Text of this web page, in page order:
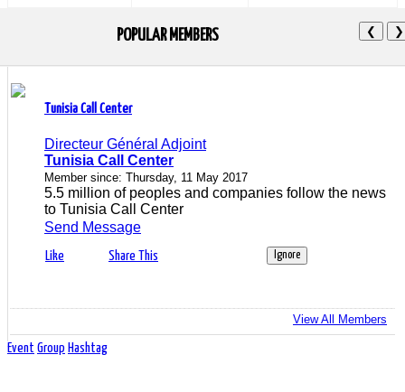
POPULAR MEMBERS ❮ ❯
Tunisia Call Center
Directeur Général Adjoint
Tunisia Call Center
Member since: Thursday, 11 May 2017
5.5 million of peoples and companies follow the news
to Tunisia Call Center
Send Message
Like Share This Ignore
View All Members
Event Group Hashtag